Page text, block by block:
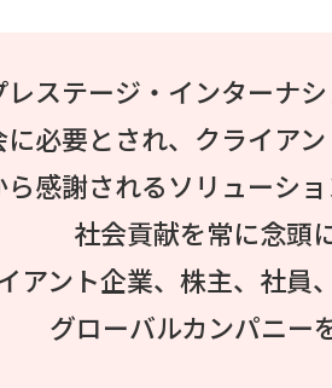
レステージ・インターナシ
に必要とされ、クライアン
感謝されるソリューシ
社会貢献を常に念頭
アント企業、株主、社員
グローバルカンパニー